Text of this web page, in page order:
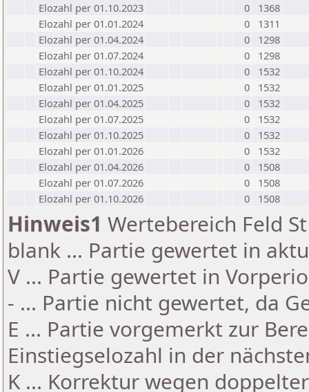
Elozahl per 01.10.2023
0
1368
Elozahl per 01.01.2024
0
1311
Elozahl per 01.04.2024
0
1298
Elozahl per 01.07.2024
0
1298
Elozahl per 01.10.2024
0
1532
Elozahl per 01.01.2025
0
1532
Elozahl per 01.04.2025
0
1532
Elozahl per 01.07.2025
0
1532
Elozahl per 01.10.2025
0
1532
Elozahl per 01.01.2026
0
1532
Elozahl per 01.04.2026
0
1508
Elozahl per 01.07.2026
0
1508
Elozahl per 01.10.2026
0 1508
Hinweis1 Wertebereich Feld
blank ... Partie gewertet in
V ... Partie gewertet in
- ... Partie nicht gewertet, da
E ... Partie vorgemerkt zur
Einstiegselozahl in der
K ... Korrektur wegen